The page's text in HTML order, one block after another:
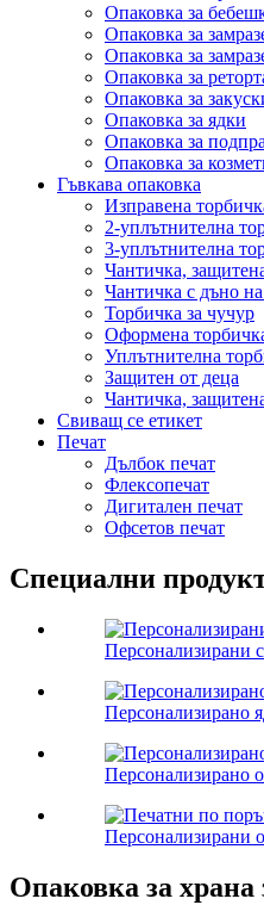
Опаковка за
Опаковка за
Опаковка за
Опаковка за
Опаковка за
Опаковка за ядки
Опаковка за
Опаковка за
Гъвкава опаковка
Изправена
2-уплътнителна
3-уплътнителна
Чантичка,
Чантичка с дъно на
Торбичка за чучур
Оформена
Уплътнителна
Защитен от деца
Чантичка,
Свиващ се етикет
Печат
Дълбок печат
Флексопечат
Дигитален печат
Офсетов печат
Специални
Персонализирани
Персонализирано
Персонализирано
Персонализирани
Опаковка за